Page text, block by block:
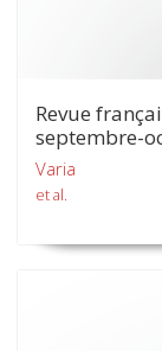
Revue
septembre-
Varia
et al.